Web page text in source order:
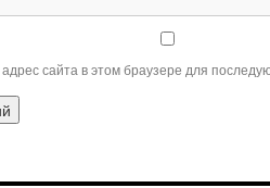
сайта в этом браузере для